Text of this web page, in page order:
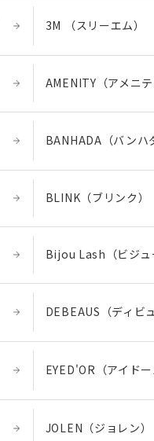
3M （スリーエム）
AMENITY（アメニテ
BANHADA（バンハ
BLINK（ブリンク）
Bijou Lash（ビジュ
DEBEAUS（ディビ
EYED'OR（アイドー
JOLEN（ジョレン）